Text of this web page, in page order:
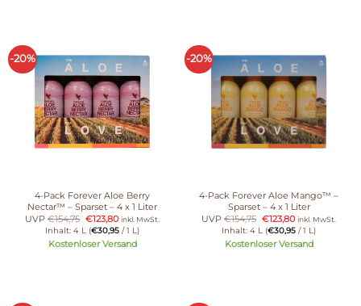
-20%
4-Pack Forever Aloe Berry
Nectar™ – Sparset – 4 x 1 Liter
UVP€154,75 €123,80 inkl. MwSt.
Inhalt: 4 L (€30,95 / 1 L)
Kostenloser Versand
-20%
4-Pack Forever Aloe Mango™ –
Sparset – 4 x 1 Liter
UVP€154,75 €123,80 inkl. MwSt.
Inhalt: 4 L (€30,95 / 1 L)
Kostenloser Versand